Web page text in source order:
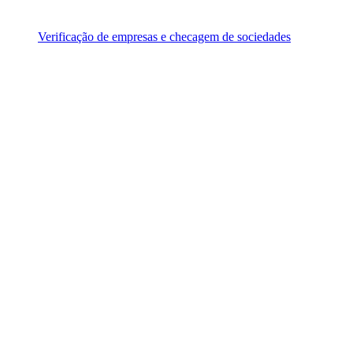
Verificação de empresas e checagem de sociedades